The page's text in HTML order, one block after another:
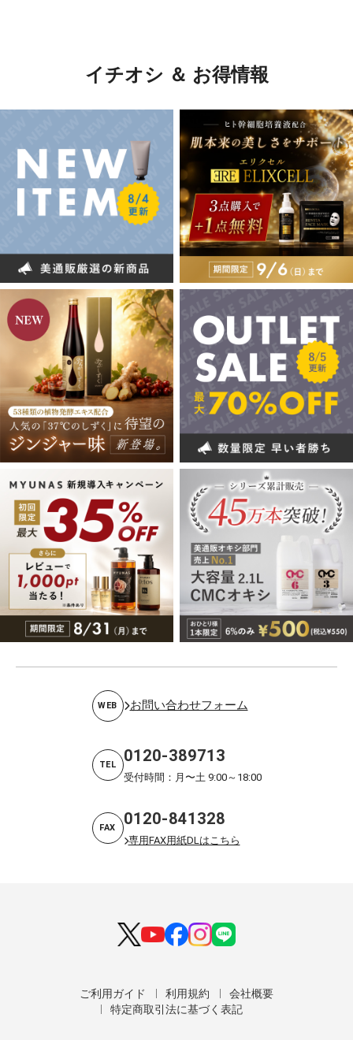
イチオシ ＆ お得情報
WEB お問い合わせフォーム
TEL 0120-389713
受付時間：月〜土 9:00～18:00
FAX 0120-841328
専用FAX用紙DLはこちら
ご利用ガイド 利用規約
会社概要
特定商取引法に基づく表記